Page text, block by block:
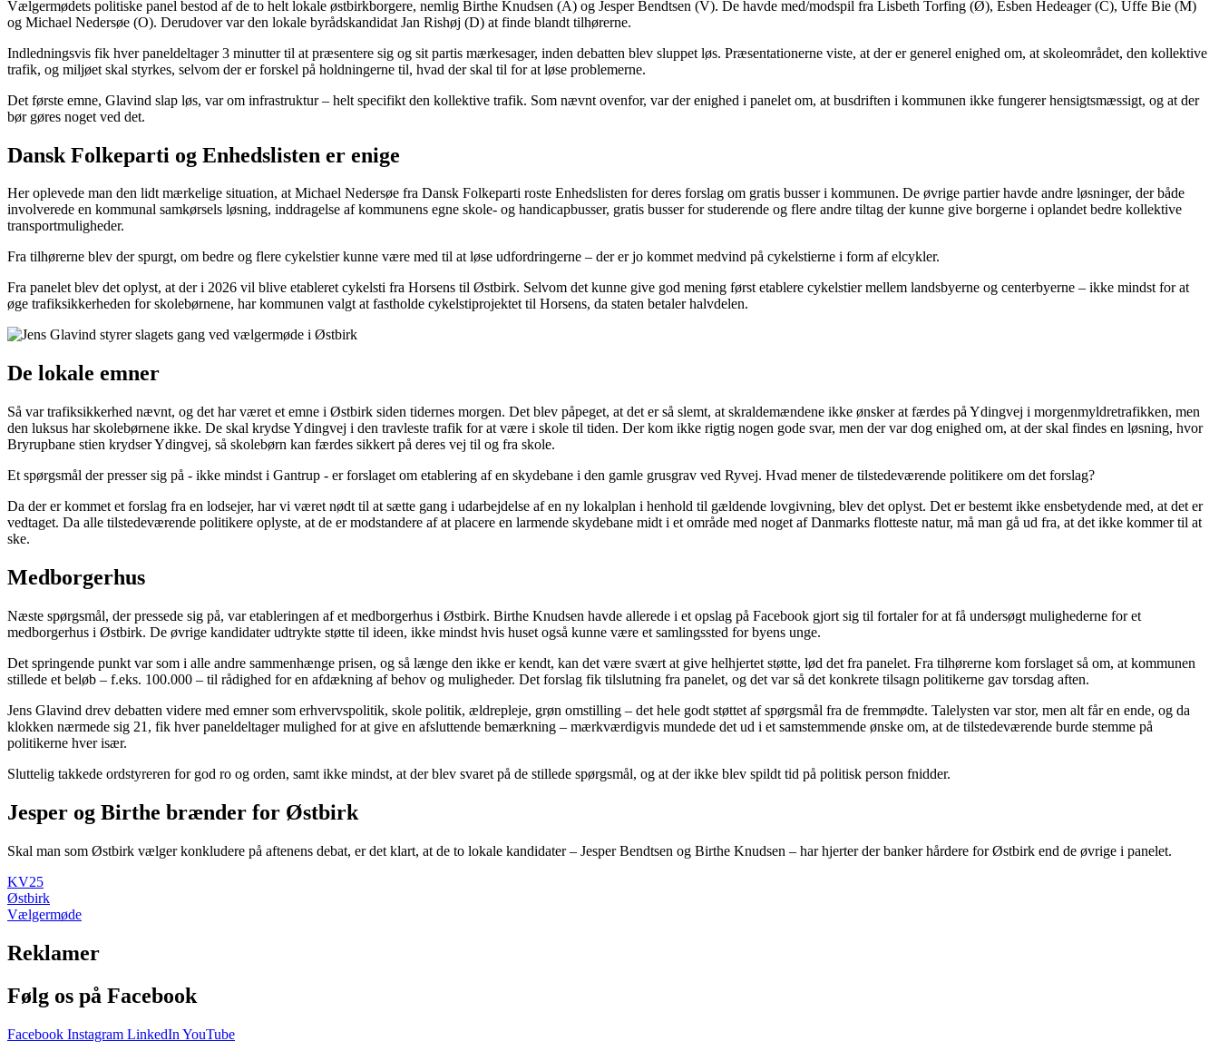
Vælgermødets politiske panel bestod af de to helt lokale østbirkborgere, nemlig Birthe Knudsen (A) og Jesper Bendtsen (V). De havde med/modspil fra Lisbeth Torfing (Ø), Esben Hedeager (C), Uffe Bie (M)
og Michael Nedersøe (O). Derudover var den lokale byrådskandidat Jan Rishøj (D) at finde blandt tilhørerne.
Indledningsvis fik hver paneldeltager 3 minutter til at præsentere sig og sit partis mærkesager, inden debatten blev sluppet løs. Præsentationerne viste, at der er generel enighed om, at skoleområdet, den kollektive
trafik, og miljøet skal styrkes, selvom der er forskel på holdningerne til, hvad der skal til for at løse problemerne.
Det første emne, Glavind slap løs, var om infrastruktur – helt specifikt den kollektive trafik. Som nævnt ovenfor, var der enighed i panelet om, at busdriften i kommunen ikke fungerer hensigtsmæssigt, og at der
bør gøres noget ved det.
Dansk Folkeparti og Enhedslisten er enige
Her oplevede man den lidt mærkelige situation, at Michael Nedersøe fra Dansk Folkeparti roste Enhedslisten for deres forslag om gratis busser i kommunen. De øvrige partier havde andre løsninger, der både
involverede en kommunal samkørsels løsning, inddragelse af kommunens egne skole- og handicapbusser, gratis busser for studerende og flere andre tiltag der kunne give borgerne i oplandet bedre kollektive
transportmuligheder.
Fra tilhørerne blev der spurgt, om bedre og flere cykelstier kunne være med til at løse udfordringerne – der er jo kommet medvind på cykelstierne i form af elcykler.
Fra panelet blev det oplyst, at der i 2026 vil blive etableret cykelsti fra Horsens til Østbirk. Selvom det kunne give god mening først etablere cykelstier mellem landsbyerne og centerbyerne – ikke mindst for at
øge trafiksikkerheden for skolebørnene, har kommunen valgt at fastholde cykelstiprojektet til Horsens, da staten betaler halvdelen.
De lokale emner
Så var trafiksikkerhed nævnt, og det har været et emne i Østbirk siden tidernes morgen. Det blev påpeget, at det er så slemt, at skraldemændene ikke ønsker at færdes på Ydingvej i morgenmyldretrafikken, men
den luksus har skolebørnene ikke. De skal krydse Ydingvej i den travleste trafik for at være i skole til tiden. Der kom ikke rigtig nogen gode svar, men der var dog enighed om, at der skal findes en løsning, hvor
Bryrupbane stien krydser Ydingvej, så skolebørn kan færdes sikkert på deres vej til og fra skole.
Et spørgsmål der presser sig på - ikke mindst i Gantrup - er forslaget om etablering af en skydebane i den gamle grusgrav ved Ryvej. Hvad mener de tilstedeværende politikere om det forslag?
Da der er kommet et forslag fra en lodsejer, har vi været nødt til at sætte gang i udarbejdelse af en ny lokalplan i henhold til gældende lovgivning, blev det oplyst. Det er bestemt ikke ensbetydende med, at det er
vedtaget. Da alle tilstedeværende politikere oplyste, at de er modstandere af at placere en larmende skydebane midt i et område med noget af Danmarks flotteste natur, må man gå ud fra, at det ikke kommer til at
ske.
Medborgerhus
Næste spørgsmål, der pressede sig på, var etableringen af et medborgerhus i Østbirk. Birthe Knudsen havde allerede i et opslag på Facebook gjort sig til fortaler for at få undersøgt mulighederne for et
medborgerhus i Østbirk. De øvrige kandidater udtrykte støtte til ideen, ikke mindst hvis huset også kunne være et samlingssted for byens unge.
Det springende punkt var som i alle andre sammenhænge prisen, og så længe den ikke er kendt, kan det være svært at give helhjertet støtte, lød det fra panelet. Fra tilhørerne kom forslaget så om, at kommunen
stillede et beløb – f.eks. 100.000 – til rådighed for en afdækning af behov og muligheder. Det forslag fik tilslutning fra panelet, og det var så det konkrete tilsagn politikerne gav torsdag aften.
Jens Glavind drev debatten videre med emner som erhvervspolitik, skole politik, ældrepleje, grøn omstilling – det hele godt støttet af spørgsmål fra de fremmødte. Talelysten var stor, men alt får en ende, og da
klokken nærmede sig 21, fik hver paneldeltager mulighed for at give en afsluttende bemærkning – mærkværdigvis mundede det ud i et samstemmende ønske om, at de tilstedeværende burde stemme på
politikerne hver især.
Sluttelig takkede ordstyreren for god ro og orden, samt ikke mindst, at der blev svaret på de stillede spørgsmål, og at der ikke blev spildt tid på politisk person fnidder.
Jesper og Birthe brænder for Østbirk
Skal man som Østbirk vælger konkludere på aftenens debat, er det klart, at de to lokale kandidater – Jesper Bendtsen og Birthe Knudsen – har hjerter der banker hårdere for Østbirk end de øvrige i panelet.
KV25
Østbirk
Vælgermøde
Reklamer
Følg os på Facebook
Facebook Instagram LinkedIn YouTube